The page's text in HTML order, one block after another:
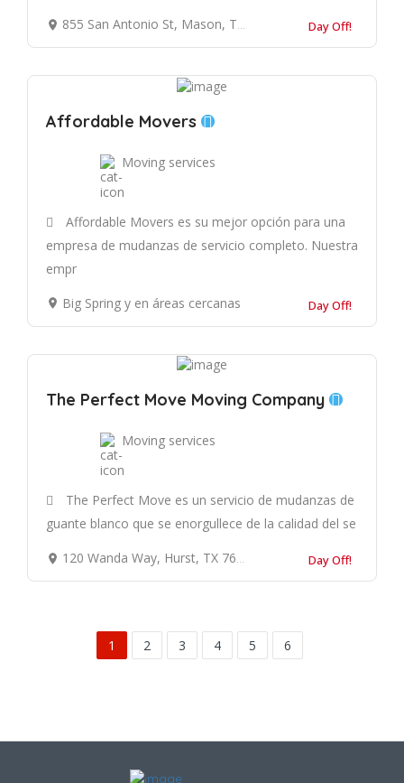
855 San Antonio St, Mason, TX 76856, Estados Unidos
Day Off!
Affordable Movers
Moving services
Affordable Movers es su mejor opción para una
empresa de mudanzas de servicio completo. Nuestra
empr
Big Spring y en áreas cercanas
Day Off!
The Perfect Move Moving Company
Moving services
The Perfect Move es un servicio de mudanzas de
guante blanco que se enorgullece de la calidad del se
120 Wanda Way, Hurst, TX 76053, Estados Unidos
Day Off!
1 2 3 4 5 6